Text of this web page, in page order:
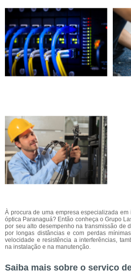
À procura de uma empresa especializada
óptica Paranaguá? Então conheça o Grupo
por seu alto desempenho na transmissão de
por longas distâncias e com perdas
velocidade e resistência a interferências,
na instalação e na manutenção.
Saiba mais sobre o serviço